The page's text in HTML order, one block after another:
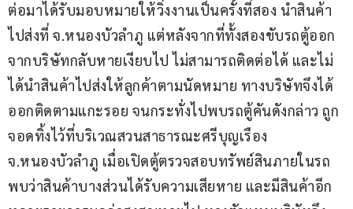
ต่อมาได้รับมอบหมายให้วิ่งงานเป็นครั้งที่สอง นำสินค้า
ไปส่งที่ จ.หนองบัวลำภู แต่หลังจากที่ทั้งสองขับรถตู้ออก
จากบริษัทกลับหายเงียบไป ไม่สามารถติดต่อได้ และไม่
ได้นำสินค้าไปส่งให้ลูกค้าตามนัดหมาย ทางบริษัทจึงได้
ออกติดตามแกะรอย จนกระทั่งไปพบรถตู้คันดังกล่าว ถูก
จอดทิ้งไว้ที่บริเวณสวนสาธารณะศรีบุญเรือง
จ.หนองบัวลำภู เมื่อเปิดตู้ตรวจสอบทรัพย์สินภายในรถ
พบว่าสินค้าบางส่วนได้รับความเสียหาย และมีสินค้าอีก